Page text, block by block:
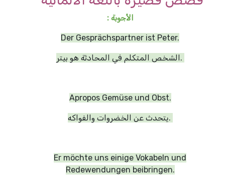
الأجوبة :
Der Gesprächspartner ist Peter.
الشخص المتكلم في المحادثة هو بيتر.
Apropos Gemüse und Obst.
يتحدث عن الخضروات والفواكه.
Er möchte uns einige Vokabeln und
Redewendungen beibringen.